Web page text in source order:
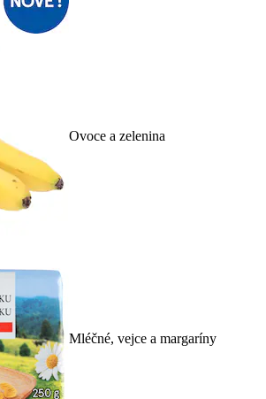
Ovoce a zelenina
Mléčné, vejce a margaríny